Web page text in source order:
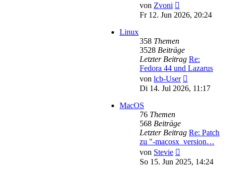
von Zvoni
Beitrag
Fr 12. Jun 2026, 20:24
Linux
358 Themen
3528 Beiträge
Letzter Beitrag Re:
Fedora 44 und Lazarus
von lcb-User
Beitrag
Di 14. Jul 2026, 11:17
MacOS
76 Themen
568 Beiträge
Letzter Beitrag Re: Patch
zu "-macosx_version…
von Stevie
Beitrag
So 15. Jun 2025, 14:24